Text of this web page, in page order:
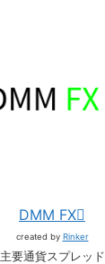
DMM FX
created by Rinker
主要通貨スプレッド